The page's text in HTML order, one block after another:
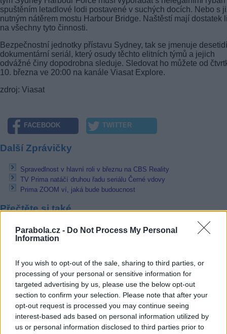
Parabola.cz - Do Not Process My Personal
Information
If you wish to opt-out of the sale, sharing to third parties, or
processing of your personal or sensitive information for
targeted advertising by us, please use the below opt-out
section to confirm your selection. Please note that after your
opt-out request is processed you may continue seeing
interest-based ads based on personal information utilized by
us or personal information disclosed to third parties prior to
spuštěním letadlové lodi postavené v suchých docích. Nebo s
nutným nátěrem mostu Harbour Bridge. Naštěstí mají dostatek
na všechny tyto činnosti.
Bezpečnostní jednotky přístavu Sydney, tak se jmenuje
dokumentární seriál, který osudy těchto elitních týmů a jejich
odvážné činy dopodrobna sleduje. Sledovat ho můžete od
10. března ve 20:00 na kanále Viasat Explore.
zdroj: Viasat
FACEBOOK TWITTER
Další Zprávičky
Spravedlnost v hlavní roli v březnu na CBS Reality
TV Prima natáčí druhou řadu seriálu Černé vdovy
Prima ZOOM ví, jaká bude budoucnost
Přečtěte si také
Spravedlnost v hlavní roli v březnu na CBS Reality
TV Prima natáčí druhou řadu seriálu Černé vdovy
Reklama
Pracovní nabídky
07.08.2026 -
Bosch Powertrain s.r.o. Jihlava • linkový střídač • mzda
48.400 Kč • příspěvek na ubytování (Jihlava, okres Jihlava)
07.08.2026 -Bosch Powertrain s.r.o. Jihlava • obsluha CNC strojů •